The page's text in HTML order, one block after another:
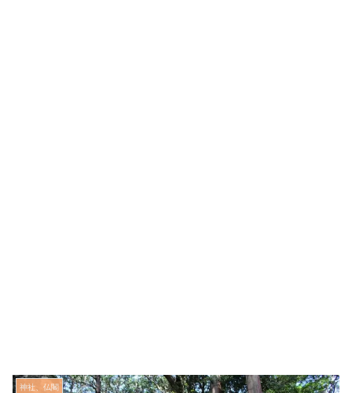
神社、仏閣